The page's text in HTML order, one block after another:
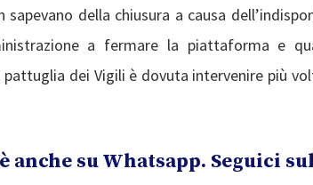
della chiusura a causa
a fermare la piattaforma e
dei Vigili è dovuta intervenire più
anche su Whatsapp. Seguici